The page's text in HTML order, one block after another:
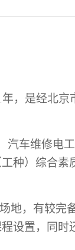
年，是经北京
汽车维修电工
种） 综合素
地，有较完
设置，同时